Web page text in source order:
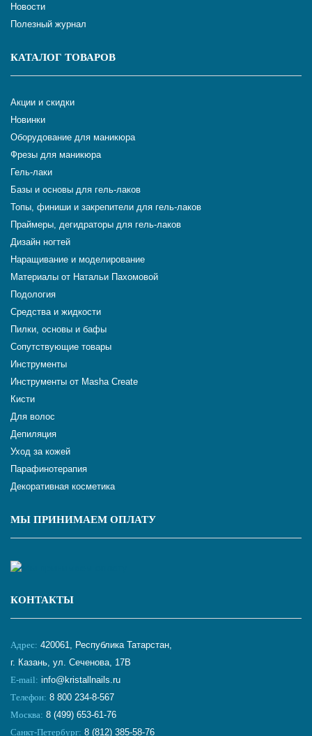
Новости
Полезный журнал
КАТАЛОГ ТОВАРОВ
Акции и скидки
Новинки
Оборудование для маникюра
Фрезы для маникюра
Гель-лаки
Базы и основы для гель-лаков
Топы, финиши и закрепители для гель-лаков
Праймеры, дегидраторы для гель-лаков
Дизайн ногтей
Наращивание и моделирование
Материалы от Натальи Пахомовой
Подология
Средства и жидкости
Пилки, основы и бафы
Сопутствующие товары
Инструменты
Инструменты от Masha Create
Кисти
Для волос
Депиляция
Уход за кожей
Парафинотерапия
Декоративная косметика
МЫ ПРИНИМАЕМ ОПЛАТУ
КОНТАКТЫ
Адрес: 420061, Республика Татарстан,
г. Казань, ул. Сеченова, 17В
E-mail: info@kristallnails.ru
Телефон: 8 800 234-8-567
Москва: 8 (499) 653-61-76
Санкт-Петербург: 8 (812) 385-58-76